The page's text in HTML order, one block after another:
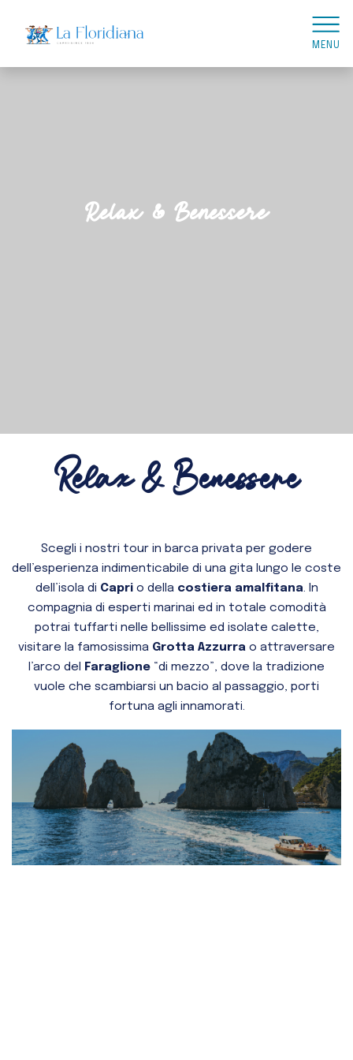
MENU
Relax & Benessere
Relax & Benessere
Scegli i nostri tour in barca privata per godere
dell’esperienza indimenticabile di una gita lungo le coste
dell’isola di Caprio della costiera amalfitana. In
compagnia di esperti marinai ed in totale comodità
potrai tuffarti nelle bellissime ed isolate calette,
visitare la famosissima Grotta Azzurra o attraversare
l’arco del
Faraglione “di mezzo”, dove la tradizione
vuole che scambiarsi un bacio al passaggio, porti
fortuna agli innamorati.